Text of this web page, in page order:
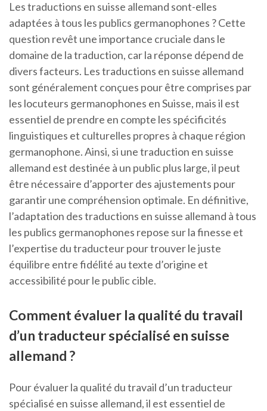
Les traductions en suisse allemand sont-elles
adaptées à tous les publics germanophones ? Cette
question revêt une importance cruciale dans le
domaine de la traduction, car la réponse dépend de
divers facteurs. Les traductions en suisse allemand
sont généralement conçues pour être comprises par
les locuteurs germanophones en Suisse, mais il est
essentiel de prendre en compte les spécificités
linguistiques et culturelles propres à chaque région
germanophone. Ainsi, si une traduction en suisse
allemand est destinée à un public plus large, il peut
être nécessaire d’apporter des ajustements pour
garantir une compréhension optimale. En définitive,
l’adaptation des traductions en suisse allemand à tous
les publics germanophones repose sur la finesse et
l’expertise du traducteur pour trouver le juste
équilibre entre fidélité au texte d’origine et
accessibilité pour le public cible.
Comment évaluer la qualité du travail
d’un traducteur spécialisé en suisse
allemand ?
Pour évaluer la qualité du travail d’un traducteur
spécialisé en suisse allemand, il est essentiel de